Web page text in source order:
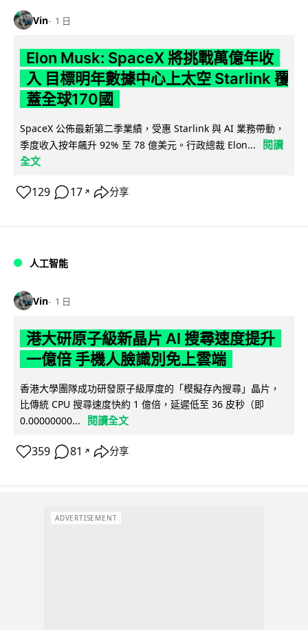
Vin 1 日
Elon Musk: SpaceX 將挑戰萬億年收
入 目標明年數據中心上太空 Starlink 覆
蓋全球170國
SpaceX 公佈最新第二季業績，受惠 Starlink 與 AI 業務帶動，
季度收入按年飆升 92% 至 78 億美元。行政總裁 Elon...
閱讀
全文
129 17 ↗ 分享
人工智能
Vin 1 日
港大研原子級新晶片 AI 搜尋速度提升
一億倍 手機人臉識別免上雲端
香港大學團隊成功研發原子級厚度的「模擬存內搜尋」晶片，
比傳統 CPU 搜尋速度快約 1 億倍，延遲低至 36 皮秒（即
0.00000000...
閱讀全文
359 81 ↗ 分享
ADVERTISEMENT